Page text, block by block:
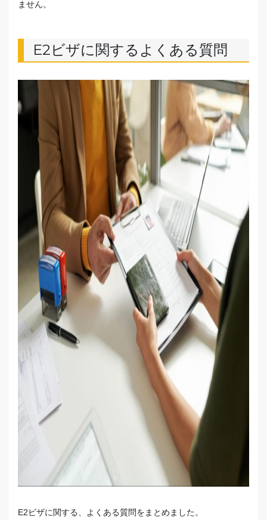
ません。
E2ビザに関するよくある質問
E2ビザに関する、よくある質問をまとめました。